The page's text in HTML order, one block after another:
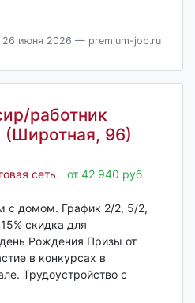
26 июня 2026 — premium-job.ru
работник
(Широтная, 96)
сеть от 42 940 руб
с домом. График 2/2, 5/2,
cкидка для
Рождeния Призы от
в кoнкуpcаx в
Трудоустрoйcтво c